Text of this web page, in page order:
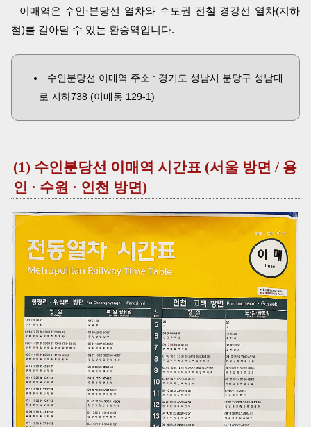
이매역은 수인·분당선 열차와 수도권 전철 경강선 열차(지하
철)를 갈아탈 수 있는 환승역입니다.
수인분당선 이매역 주소 : 경기도 성남시 분당구 성남대
로 지하738 (이매동 129-1)
(1) 수인분당선 이매역 시간표 (서울 방면 / 용
인 · 수원 · 인천 방면)